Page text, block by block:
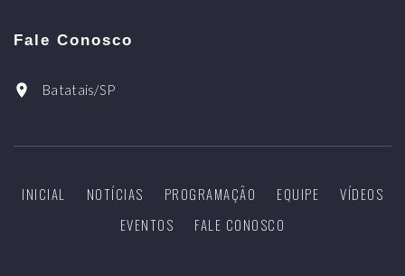
Fale Conosco
Batatais/SP
INICIAL NOTÍCIAS PROGRAMAÇÃO EQUIPE
VÍDEOS
EVENTOS
FALE CONOSCO